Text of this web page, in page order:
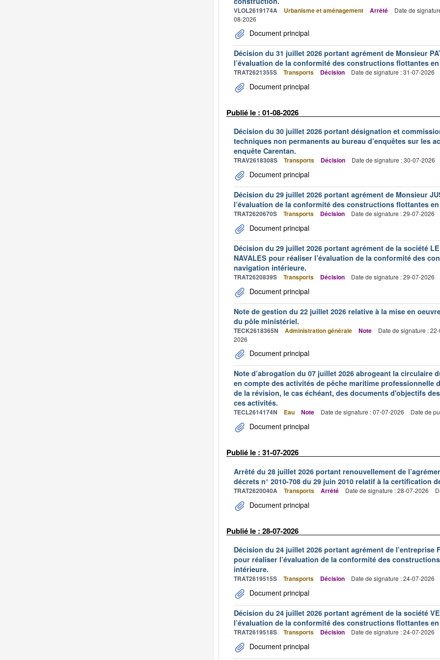
VLOL2619174A Urbanisme et aménagement Arrêté
Date de
08-2026
Document principal
Décision du 31 juillet 2026 portant agrément de Monsieur
l’évaluation de la conformité des constructions flottantes
TRAT2621355S Transports Décision Date de signature : 31-07-2026
Document principal
Publié le : 01-08-2026
Décision du 30 juillet 2026 portant désignation et
techniques non permanents au bureau d’enquêtes sur les
enquête Carentan.
TRAV2618308S Transports Décision Date de signature : 30-07-2026
Document principal
Décision du 29 juillet 2026 portant agrément de Monsieur
l’évaluation de la conformité des constructions flottantes
TRAT2620670S Transports Décision Date de signature : 29-07-2026
Document principal
Décision du 29 juillet 2026 portant agrément de la société
NAVALES pour réaliser l’évaluation de la conformité des
navigation intérieure.
TRAT2620839S Transports Décision Date de signature : 29-07-2026
Document principal
Note de gestion du 22 juillet 2026 relative à la mise en
du pôle ministériel.
TECK2618365N Administration générale Note
Date de signature :
2026
Document principal
Note d’abrogation du 07 juillet 2026 abrogeant la circulaire
en compte des activités de pêche maritime professionnelle
de la révision, le cas échéant, des documents d'objectifs
ces activités.
TECL2614174N Eau Note Date de signature : 07-07-2026 Date de
Document principal
Publié le : 31-07-2026
Arrêté du 28 juillet 2026 portant renouvellement de
décrets n° 2010-708 du 29 juin 2010 relatif à la certification
TRAT2620040A Transports Arrêté Date de signature : 28-07-2026
Document principal
Publié le : 28-07-2026
Décision du 24 juillet 2026 portant agrément de l’entreprise
pour réaliser l’évaluation de la conformité des
intérieure.
TRAT2619515S Transports Décision Date de signature : 24-07-2026
Document principal
Décision du 24 juillet 2026 portant agrément de la société
l’évaluation de la conformité des constructions flottantes
TRAT2619518S Transports Décision Date de signature : 24-07-2026
Document principal